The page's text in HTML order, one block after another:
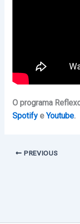
O programa
SpotifyeYoutube.
PREVIOUS